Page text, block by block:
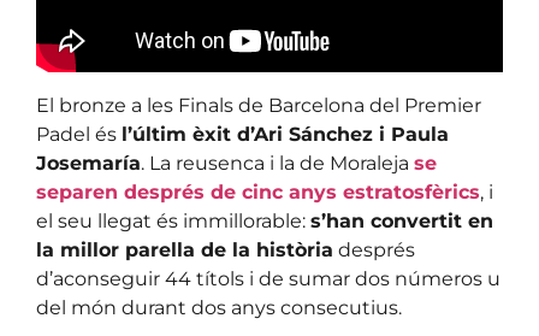
El bronze a les Finals de Barcelona del Premier
Padel és l’últim èxit d’Ari Sánchez i Paula
Josemaría. La reusenca i la de Moraleja se
separen després de cinc anys estratosfèrics, i
el seu llegat és immillorable: s’han convertit en
la millor parella de la història després
d’aconseguir 44 títols i de sumar dos números u
del món durant dos anys consecutius.